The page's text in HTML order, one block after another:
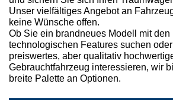
Unser vielfältiges Angebot an
keine Wünsche offen.
Ob Sie ein brandneues Modell mit den
technologischen Features suchen
preiswertes, aber qualitativ
Gebrauchtfahrzeug interessieren, wir
breite Palette an Optionen.